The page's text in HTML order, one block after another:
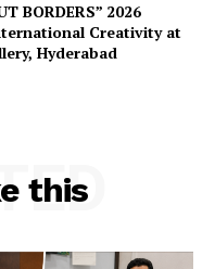
BORDERS” 2026
Creativity at
Hyderabad
this